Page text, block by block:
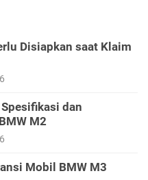
Disiapkan saat Klaim
dan
M2
Mobil BMW M3